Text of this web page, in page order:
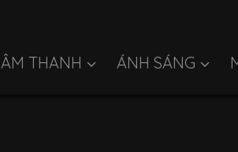
ÂM THANH ÁNH SÁNG